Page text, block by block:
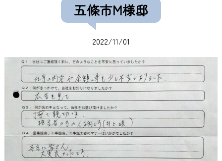
五條市M様邸
2022/11/01